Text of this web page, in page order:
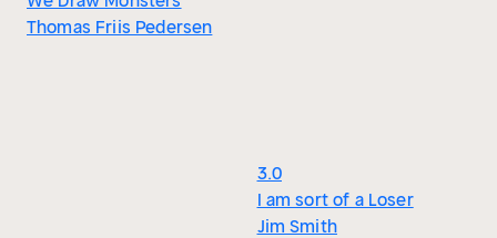
Thomas Friis Pedersen
3.0
I am sort of a Loser
Jim Smith